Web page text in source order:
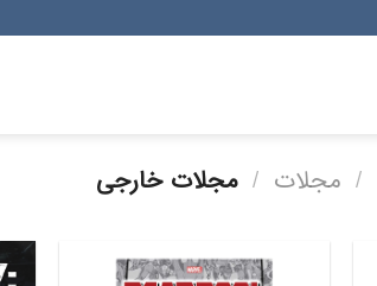
/ مجلات / مجلات خارجی